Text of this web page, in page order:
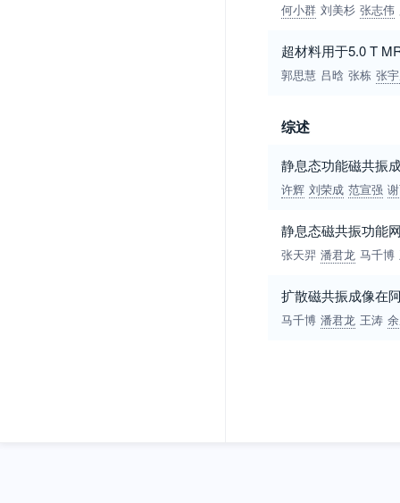
何小群 刘美杉 张志伟
超材料用于5.0 T
郭思慧 吕晗 张栋 张
综述
静息态功能磁共振
许辉 刘荣成 范宣强
静息态磁共振功能
张天羿 潘君龙 马千博
扩散磁共振成像在
马千博 潘君龙 王涛